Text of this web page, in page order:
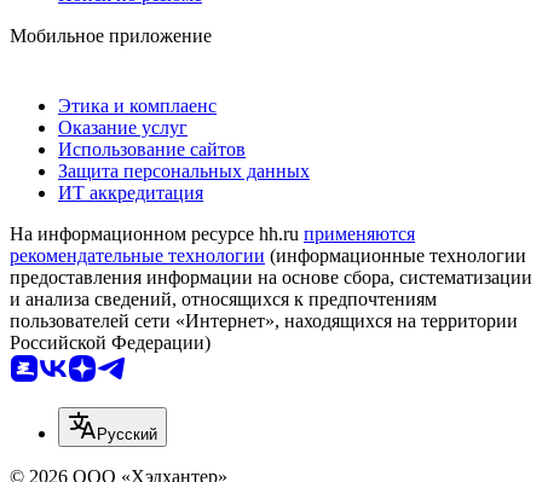
Мобильное приложение
Этика и комплаенс
Оказание услуг
Использование сайтов
Защита персональных данных
ИТ аккредитация
На информационном ресурсе hh.ru применяются
рекомендательные технологии (информационные технологии
предоставления информации на основе сбора, систематизации
и анализа сведений, относящихся к предпочтениям
пользователей сети «Интернет», находящихся на территории
Российской Федерации)
Русский
© 2026 ООО «Хэдхантер»